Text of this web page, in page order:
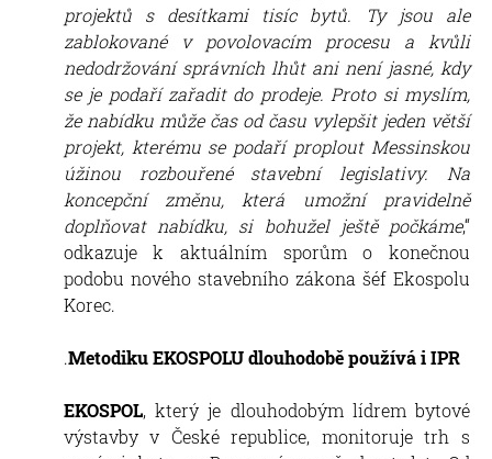
projektů s desítkami tisíc bytů. Ty jsou ale
zablokované v povolovacím procesu a kvůli
nedodržování správních lhůt ani není jasné, kdy
se je podaří zařadit do prodeje. Proto si myslím,
že nabídku může čas od času vylepšit jeden větší
projekt, kterému se podaří proplout Messinskou
úžinou rozbouřené stavební legislativy. Na
koncepční změnu, která umožní pravidelně
doplňovat nabídku, si bohužel ještě počkáme,“
odkazuje k aktuálním sporům o konečnou
podobu nového stavebního zákona šéf Ekospolu
Korec.
.Metodiku EKOSPOLU dlouhodobě používá i IPR
EKOSPOL, který je dlouhodobým lídrem bytové
výstavby v České republice, monitoruje trh s